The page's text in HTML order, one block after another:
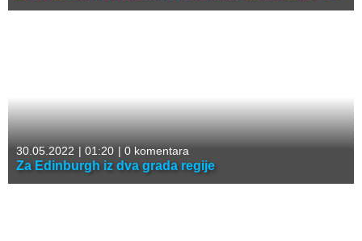
30.05.2022 | 01:20 | 0 komentara
Za Edinburgh iz dva grada regije